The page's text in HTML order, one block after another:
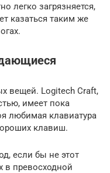
легко загрязняется,
казаться таким же
вещей. Logitech Craft,
имеет пока
любимая клавиатура
клавиш.
если бы не этот
в превосходной